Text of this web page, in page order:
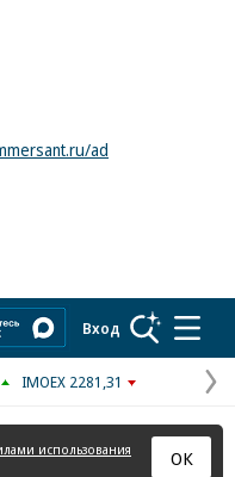
ad
Вход
IMOEX 2281,31
использования
ОК